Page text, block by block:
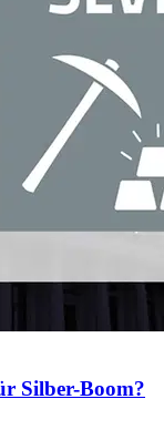
Silber-Boom?